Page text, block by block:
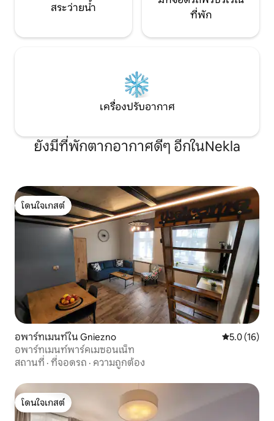
สระว่ายน้ำ
ที่พัก
เครื่องปรับอากาศ
ยังมีที่พักตากอากาศดีๆ อีกในNekla
โดนใจเกสต์
โดนใจเกสต์
อพาร์ทเมนท์ใน Gniezno คะแนนเฉลี่ย
5.0 (16)
อพาร์ทเมนท์พาร์คเมซอนเน็ท
สถานที่ · ที่จอดรถ · ความถูกต้อง
โดนใจเกสต์
โดนใจเกสต์